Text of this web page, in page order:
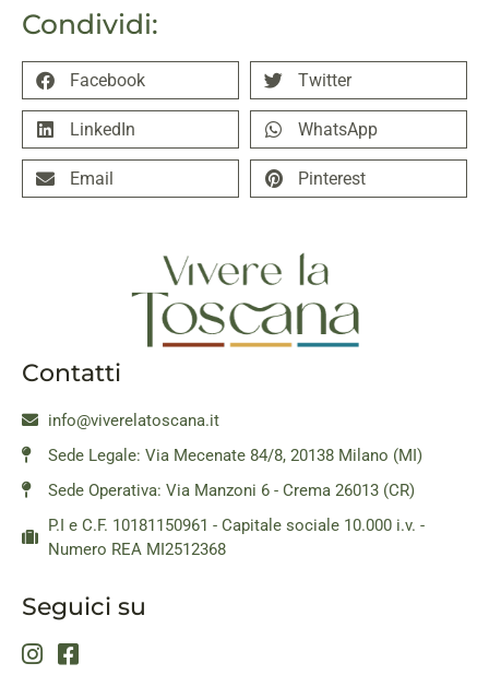
Condividi:
Facebook Twitter
LinkedIn WhatsApp
Email Pinterest
Contatti
info@viverelatoscana.it
Sede Legale: Via Mecenate 84/8, 20138 Milano (MI)
Sede Operativa: Via Manzoni 6 - Crema 26013 (CR)
P.I e C.F. 10181150961 - Capitale sociale 10.000 i.v. -
Numero REA MI2512368
Seguici su